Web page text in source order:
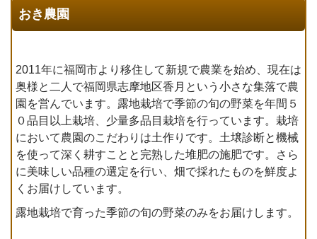
おき農園
2011年に福岡市より移住して新規で農業を始め、現在は
奥様と二人で福岡県志摩地区香月という小さな集落で農
園を営んでいます。露地栽培で季節の旬の野菜を年間５
０品目以上栽培、少量多品目栽培を行っています。栽培
において農園のこだわりは土作りです。土壌診断と機械
を使って深く耕すことと完熟した堆肥の施肥です。さら
に美味しい品種の選定を行い、畑で採れたものを鮮度よ
くお届けしています。
露地栽培で育った季節の旬の野菜のみをお届けします。